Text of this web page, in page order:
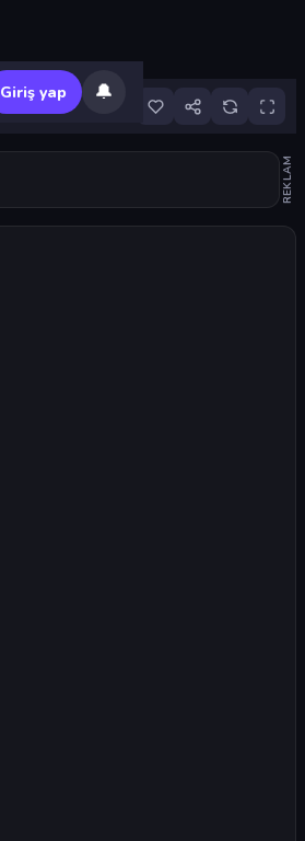
Giriş yap 🔔
REKLAM